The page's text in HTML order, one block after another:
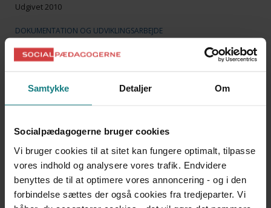
Samtykke Detaljer Om
Socialpædagogerne bruger cookies
Vi bruger cookies til at sitet kan fungere optimalt, tilpasse
vores indhold og analysere vores trafik. Endvidere
benyttes de til at optimere vores annoncering - og i den
forbindelse sættes der også cookies fra tredjeparter. Vi
Udgivet 2010
DOKUMENTATION OG UDVIKLINGSARBEJDE
Kristine Larsen, Nana Øland Frederiksen, Maria Juul
Udgivet 2016
Lasse Kjeldsen, Nicolaj Avlund
Udgivet 2016
DOKUMENTATION OG UDVIKLINGSARBEJDE
Velfærdsteknologi i plejeboliger
Ditte Andersen, Lena Bech Larsen, Kristoffer Markwardt,